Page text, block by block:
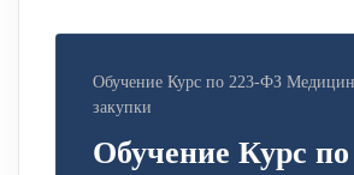
Обучение Курс по 223-ФЗ
закупки
Обучение Курс по